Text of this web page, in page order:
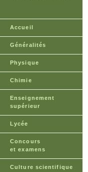
Accueil
Généralités
Physique
Chimie
Enseignement
supérieur
Lycée
Concours
et examens
Culture scientifique